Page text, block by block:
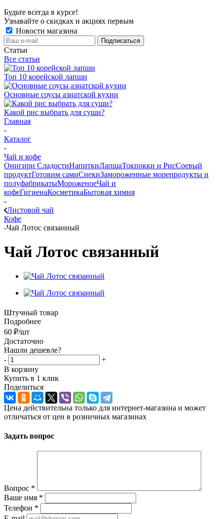
Будьте всегда в курсе!
Узнавайте о скидках и акциях первым
Новости магазина
Статьи
Все статьи
Топ 10 корейской лапши
Основные соусы азиатской кухни
Какой рис выбрать для суши?
Главная
-
Каталог
-
Чай и кофе
Онигири СладостиНапиткиЛапшаТокпокки и РисСоевый
продуктГотовим самиСнекиЗамороженные морепродукты и
полуфабрикатыМороженоеЧай и
кофеГигиенаКосметикаБытовая химия
-
Листовой чай
Кофе
-Чай Лотос связанный
Чай Лотос связанный
Штучный товар
Подробнее
60 ₽/шт
Достаточно
Нашли дешевле?
-
+
В корзину
Купить в 1 клик
Поделиться
Цена действительна только для интернет-магазина и может
отличаться от цен в розничных магазинах
Задать вопрос
Вопрос *
Ваше имя *
Телефон *